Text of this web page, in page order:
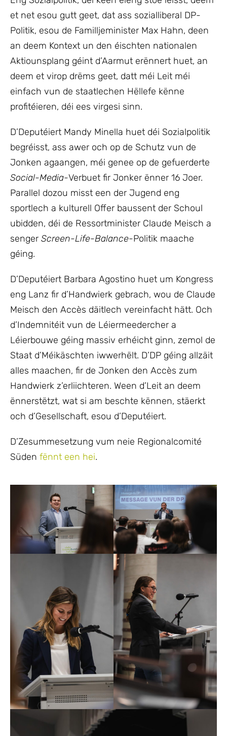
et net esou gutt geet, dat ass sozialliberal DP-
Politik, esou de Familljeminister Max Hahn, deen
an deem Kontext un den éischten nationalen
Aktiounsplang géint d’Aarmut erënnert huet, an
deem et virop drëms geet, datt méi Leit méi
einfach vun de staatlechen Hëllefe kënne
profitéieren, déi ees virgesi sinn.
D’Deputéiert Mandy Minella huet déi Sozialpolitik
begréisst, ass awer och op de Schutz vun de
Jonken agaangen, méi genee op de gefuerderte
Social-Media-Verbuet fir Jonker ënner 16 Joer.
Parallel dozou misst een der Jugend eng
sportlech a kulturell Offer baussent der Schoul
ubidden, déi de Ressortminister Claude Meisch a
senger Screen-Life-Balance-Politik maache
géing.
D’Deputéiert Barbara Agostino huet um Kongress
eng Lanz fir d’Handwierk gebrach, wou de Claude
Meisch den Accès däitlech vereinfacht hätt. Och
d’Indemnitéit vun de Léiermeedercher a
Léierbouwe géing massiv erhéicht ginn, zemol de
Staat d’Méikäschten iwwerhëlt. D’DP géing allzäit
alles maachen, fir de Jonken den Accès zum
Handwierk z’erliichteren. Ween d’Leit an deem
ënnerstëtzt, wat si am beschte kënnen, stäerkt
och d’Gesellschaft, esou d’Deputéiert.
D’Zesummesetzung vum neie Regionalcomité
Süden fënnt een hei.